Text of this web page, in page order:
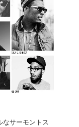
なサーモントス